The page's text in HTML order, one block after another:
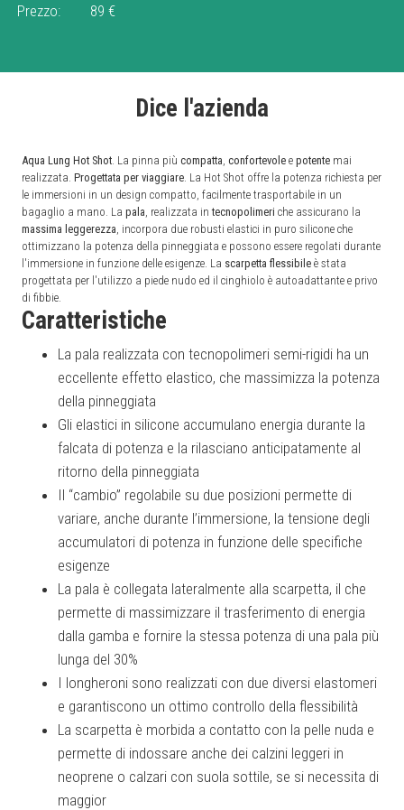
Prezzo:
89 €
Dice l'azienda
Aqua Lung Hot Shot . La pinna più compatta confortevole e potente mai
realizzata. Progettata per viaggiare . La Hot Shot offre la potenza richiesta per
le immersioni in un design compatto, facilmente trasportabile in un
bagaglio a mano. La pala , realizzata intecnopolimeri che assicurano la
massima leggerezza , incorpora due robusti elastici in puro silicone che
ottimizzano la potenza della pinneggiata e possono essere regolati durante
l'immersione in funzione delle esigenze. La scarpetta flessibile è stata
progettata per l'utilizzo a piede nudo ed il cinghiolo è autoadattante e privo
di fibbie.
Caratteristiche
La pala realizzata con tecnopolimeri semi-rigidi ha un
eccellente effetto elastico, che massimizza la potenza
della pinneggiata
Gli elastici in silicone accumulano energia durante la
falcata di potenza e la rilasciano anticipatamente al
ritorno della pinneggiata
Il “cambio” regolabile su due posizioni permette di
variare, anche durante l’immersione, la tensione degli
accumulatori di potenza in funzione delle specifiche
esigenze
La pala è collegata lateralmente alla scarpetta, il che
permette di massimizzare il trasferimento di energia
dalla gamba e fornire la stessa potenza di una pala più
lunga del 30%
I longheroni sono realizzati con due diversi elastomeri
e garantiscono un ottimo controllo della flessibilità
La scarpetta è morbida a contatto con la pelle nuda e
permette di indossare anche dei calzini leggeri in
neoprene o calzari con suola sottile, se si necessita di
maggior